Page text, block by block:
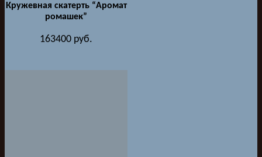
Кружевная скатерть “Аромат
ромашек”
163400 руб.